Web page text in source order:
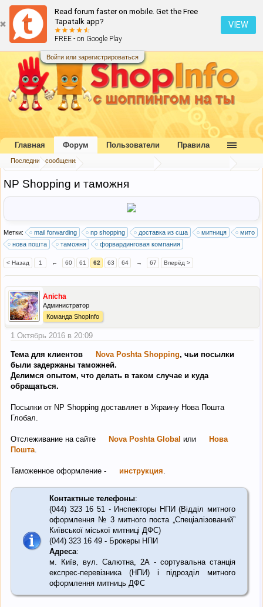
Read forum faster on mobile. Get the Free
Tapatalk app?
FREE - on Google Play
VIEW
Войти или зарегистрироваться
Главная Форум
NP Shopping и таможня
Метки: mail forwarding np shopping доставка из сша митниця
мито
нова пошта
таможня форвардинговая компания
< Назад 1 ← 60 61 62 63 64 → 67 Вперёд >
Anicha
Администратор
Команда ShopInfo
1 Октябрь 2016 в 20:09
Тема для клиентов Nova Poshta Shopping, чьи посылки
были задержаны таможней.
Делимся опытом, что делать в таком случае и куда
обращаться.
Посылки от NP Shopping доставляет в Украину Нова Пошта
Глобал.
Отслеживание на сайте Nova Poshta Global или
Нова
Пошта.
Таможенное оформление - инструкция.
Контактные телефоны:
(044) 323 16 51 - Инспекторы НПИ (Відділ митного
оформлення № 3 митного поста „Спеціалізований”
Київської міської митниці ДФС)
(044) 323 16 49 - Брокеры НПИ
Адреса:
м. Київ, вул. Салютна, 2А - сортувальна станція
експрес-перевізника (НПИ) і підрозділ митного
оформлення митниць ДФС
Главная Форум
Последние сообщения
Пользователи Правила